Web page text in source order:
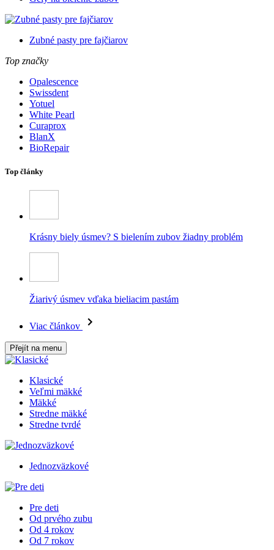
Zubné pasty pre fajčiarov
Top značky
Opalescence
Swissdent
Yotuel
White Pearl
Curaprox
BlanX
BioRepair
Top články
Krásny biely úsmev? S bielením zubov žiadny problém
Žiarivý úsmev vďaka bieliacim pastám
Viac článkov
Přejít na menu
Klasické
Veľmi mäkké
Mäkké
Stredne mäkké
Stredne tvrdé
Jednozväzkové
Pre deti
Od prvého zubu
Od 4 rokov
Od 7 rokov